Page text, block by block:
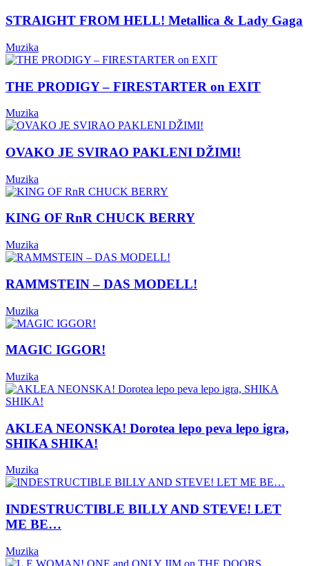
STRAIGHT FROM HELL! Metallica & Lady Gaga
Muzika
THE PRODIGY – FIRESTARTER on EXIT
Muzika
OVAKO JE SVIRAO PAKLENI DŽIMI!
Muzika
KING OF RnR CHUCK BERRY
Muzika
RAMMSTEIN – DAS MODELL!
Muzika
MAGIC IGGOR!
Muzika
AKLEA NEONSKA! Dorotea lepo peva lepo igra,
SHIKA SHIKA!
Muzika
INDESTRUCTIBLE BILLY AND STEVE! LET
ME BE…
Muzika